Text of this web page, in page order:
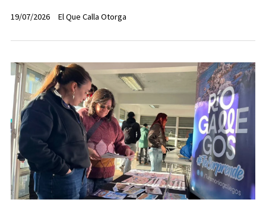
El Que Calla Otorga
19/07/2026